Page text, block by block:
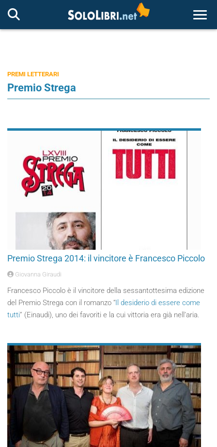
PREMI LETTERARI
Premio Strega
Premio Strega 2014: il vincitore è Francesco Piccolo
Giovanna Giraudi
Francesco Piccolo è il vincitore della sessantottesima edizione
del Premio Strega con il romanzo “Il desiderio di essere come
tutti” (Einaudi), uno dei favoriti e la cui vittoria era già nell’aria.